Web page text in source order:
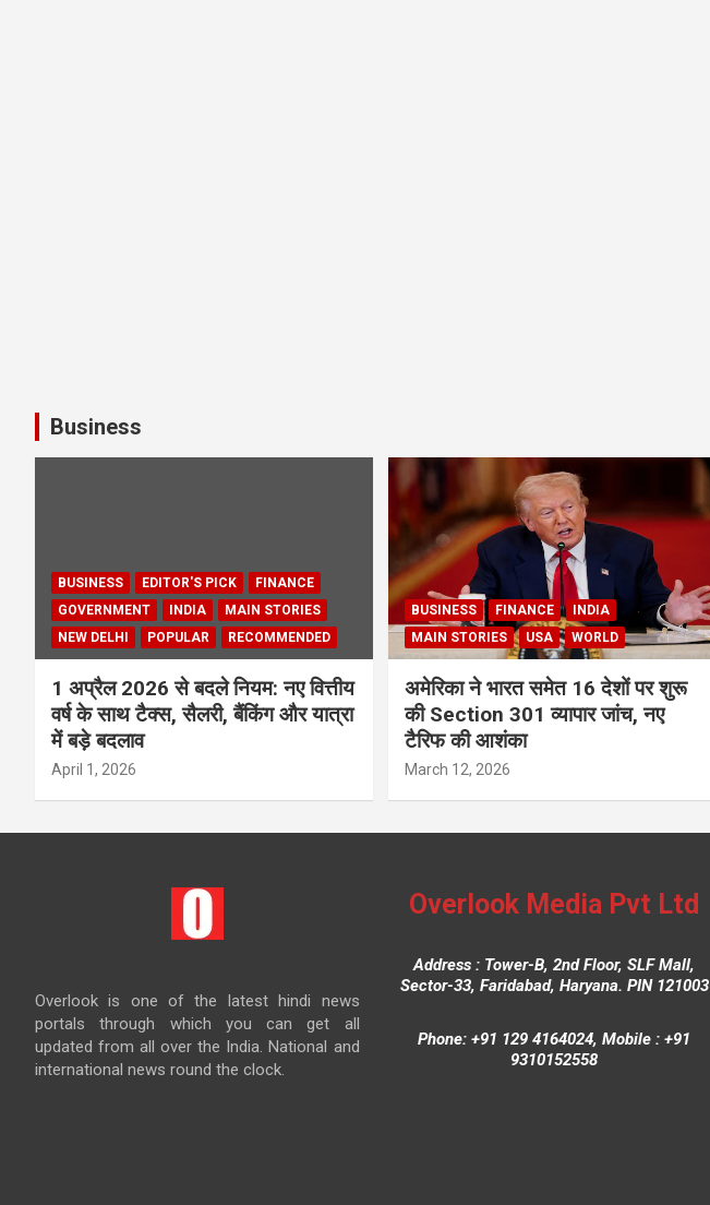
Business
BUSINESS EDITOR'S PICK
FINANCE
GOVERNMENT
INDIA
MAIN STORIES
NEW DELHI
POPULAR RECOMMENDED
1 अप्रैल 2026 से बदले नियम: नए वित्तीय
वर्ष के साथ टैक्स, सैलरी, बैंकिंग और यात्रा
में बड़े बदलाव
April 1, 2026
BUSINESS FINANCE
INDIA
MAIN STORIES
USA WORLD
अमेरिका ने भारत समेत 16 देशों पर शुरू
की Section 301 व्यापार जांच, नए
टैरिफ की आशंका
March 12, 2026
Overlook is one of the latest hindi news
portals through which you can get all
updated from all over the India. National and
international news round the clock.
Overlook Media Pvt Ltd
Address : Tower-B, 2nd Floor, SLF Mall,
Sector-33, Faridabad, Haryana. PIN 121003
Phone: +91 129 4164024, Mobile : +91
9310152558